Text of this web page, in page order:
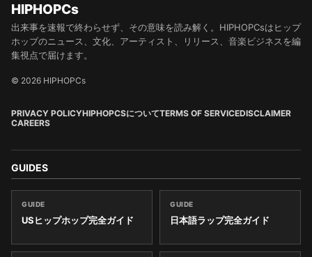
HIPHOPCs
出来事を速報で終わらせず、その意味を読み解く。HIPHOPCsはヒップ
ホップのニュース、文化、アーティスト、リリース、音楽ビジネスを編
集視点で届けます。
© 2026 HIPHOPCs
PRIVACY POLICYHIPHOPCSについてTERMS OF SERVICEDISCLAIMER
CAREERS
GUIDES
GUIDE
USヒップホップ完全ガイド
GUIDE
日本語ラップ完全ガイド